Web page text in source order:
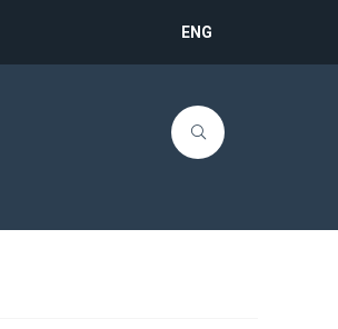
ENG